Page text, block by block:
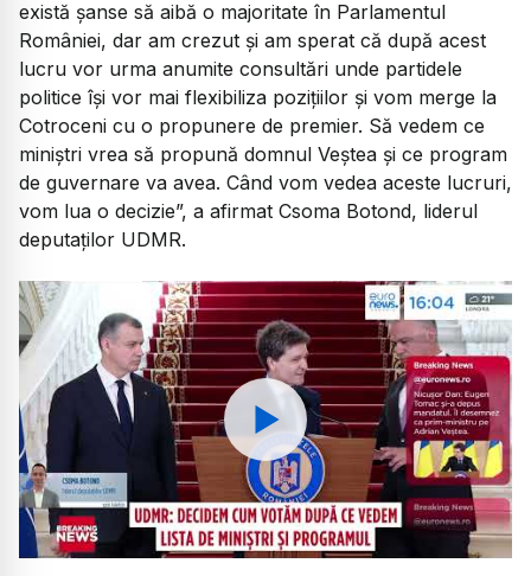
există șanse să aibă o majoritate în Parlamentul
României, dar am crezut și am sperat că după acest
lucru vor urma anumite consultări unde partidele
politice își vor mai flexibiliza pozițiilor și vom merge la
Cotroceni cu o propunere de premier. Să vedem ce
miniștri vrea să propună domnul Veștea și ce program
de guvernare va avea. Când vom vedea aceste lucruri,
vom lua o decizie”, a afirmat Csoma Botond, liderul
deputaților UDMR.
Watch